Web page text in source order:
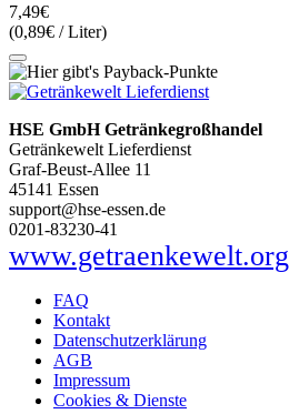
7,49€
(0,89€ / Liter)
HSE GmbH Getränkegroßhandel
Getränkewelt Lieferdienst
Graf-Beust-Allee 11
45141 Essen
support@hse-essen.de
0201-83230-41
www.getraenkewelt.org
FAQ
Kontakt
Datenschutzerklärung
AGB
Impressum
Cookies & Dienste